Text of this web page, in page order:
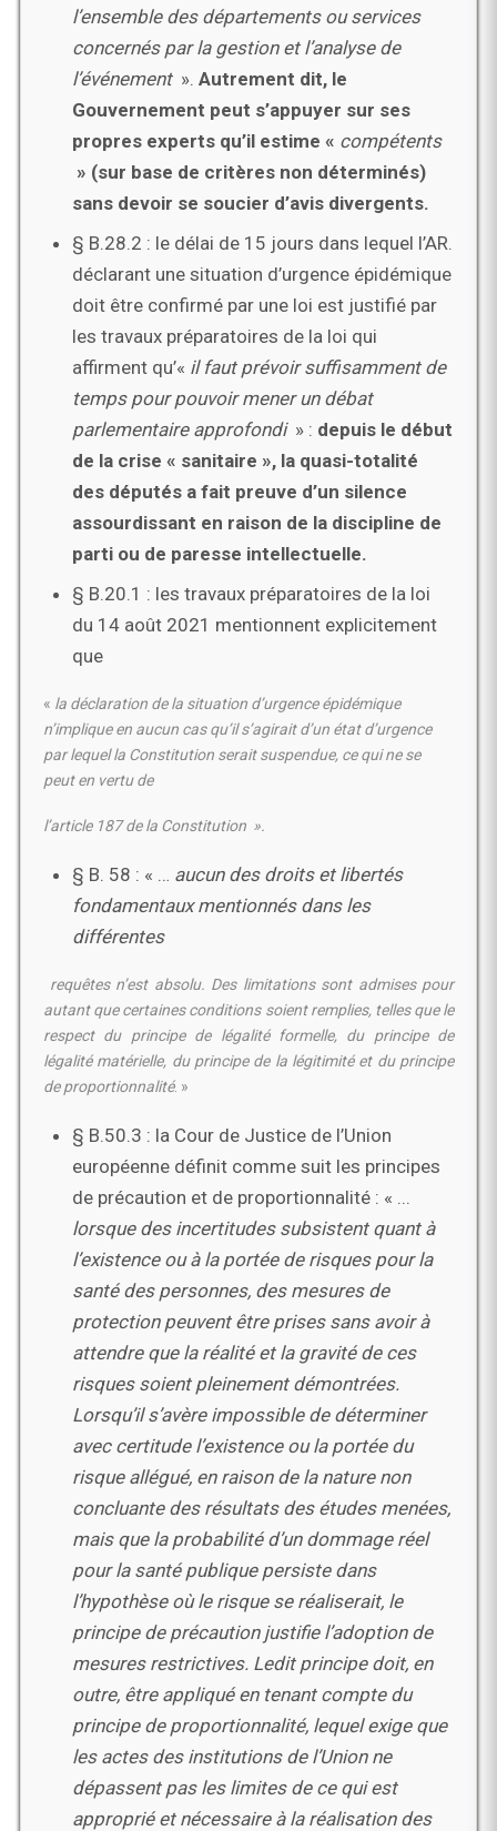
l’ensemble des départements ou services
concernés par la gestion et l’analyse de
l’événement ». Autrement dit, le
Gouvernement peut s’appuyer sur ses
propres experts qu’il estime « compétents
» (sur base de critères non déterminés)
sans devoir se soucier d’avis divergents.
§ B.28.2 : le délai de 15 jours dans lequel l’AR.
déclarant une situation d’urgence épidémique
doit être confirmé par une loi est justifié par
les travaux préparatoires de la loi qui
affirment qu’« il faut prévoir suffisamment de
temps pour pouvoir mener un débat
parlementaireapprofondi » : depuis le début
de la crise « sanitaire », la quasi-totalité
des députés a fait preuve d’un silence
assourdissant en raison de la discipline de
parti ou de paresse intellectuelle.
§ B.20.1 : les travaux préparatoires de la loi
du 14 août 2021 mentionnent explicitement
que
« la déclaration de la situation d’urgence épidémique
n’impliqueen aucun cas qu’il s’agirait d’un état d’urgence
par lequel la Constitution serait suspendue, ce qui ne se
peut en vertu de
l’article 187 de la Constitution ».
§ B. 58 : « … aucun des droits et libertés
fondamentaux mentionnés dans les
différentes
requêtes n’est absolu. Des limitations sont admises pour
autant que certaines conditions soient remplies, telles que le
respect du principe de légalité formelle, du principe de
légalité matérielle, du principe de la légitimité et du principe
de proportionnalité. »
§ B.50.3 : la Cour de Justice de l’Union
européenne définit comme suit les principes
de précaution et de proportionnalité : « ...
lorsque des incertitudes subsistent quant à
l’existence ou à la portée de risques pour la
santé des personnes, des mesures de
protection peuvent être prises sans avoir à
attendre que la réalité et la gravité de ces
risques soient pleinement démontrées.
Lorsqu’il s’avère impossible de déterminer
avec certitude l’existence ou la portée du
risque allégué, en raison de la nature non
concluante des résultats des études menées,
mais que la probabilité d’un dommage réel
pour la santé publique persiste dans
l’hypothèse où le risque se réaliserait, le
principe de précaution justifie l’adoption de
mesures restrictives. Ledit principe doit, en
outre, être appliqué en tenant compte du
principe de proportionnalité, lequelexige que
les actes des institutions de l’Union ne
dépassent pas les limites de ce qui est
approprié et nécessaire à la réalisation des